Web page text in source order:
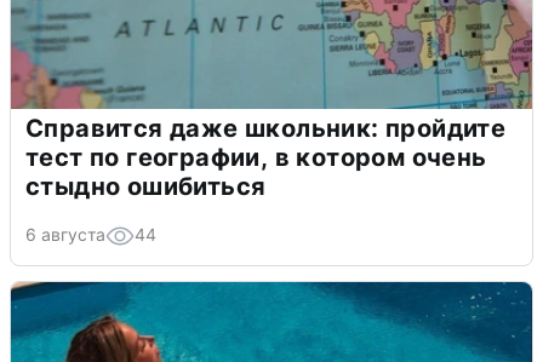
Справится даже школьник: пройдите
тест по географии, в котором очень
стыдно ошибиться
6 августа 44